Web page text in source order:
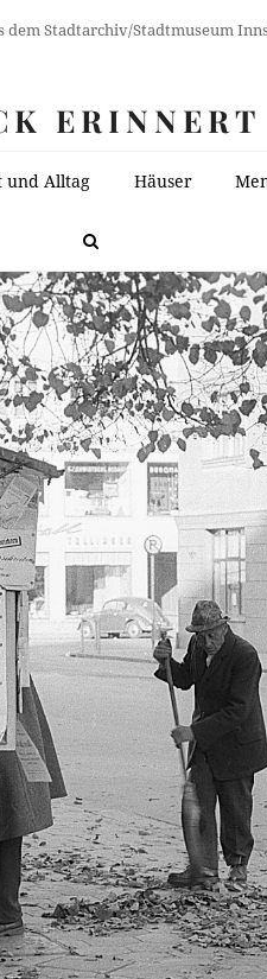
dem Stadtarchiv/Stadtmuseum
und Alltag Häuser